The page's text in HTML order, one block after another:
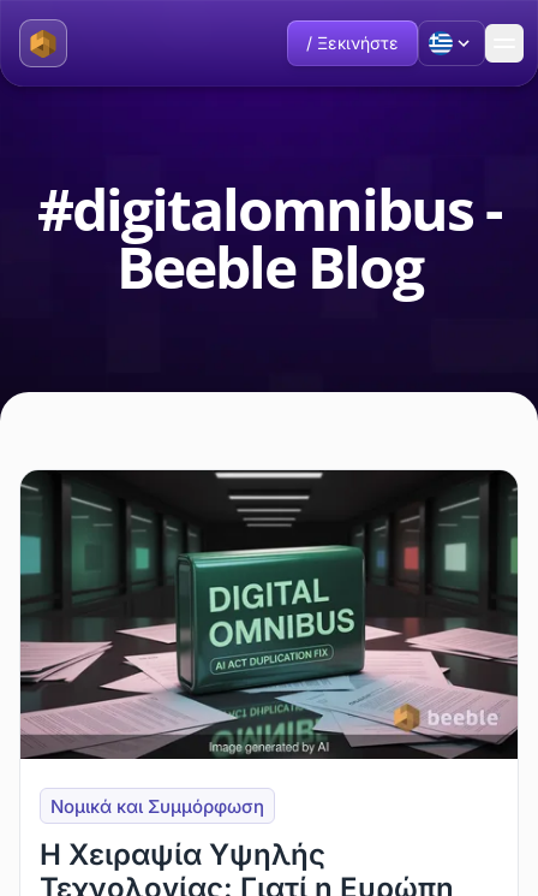
/ Ξεκινήστε
#digitalomnibus -
Beeble Blog
Νομικά και Συμμόρφωση
Η Χειραψία Υψηλής
Τεχνολογίας: Γιατί η Ευρώπη